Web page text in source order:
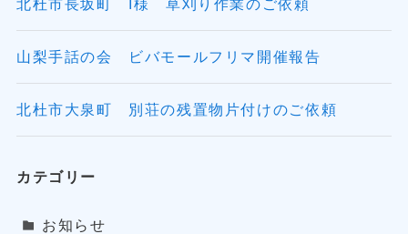
北杜市長坂町 I様 草刈り作業のご依頼
山梨手話の会 ビバモールフリマ開催報告
北杜市大泉町 別荘の残置物片付けのご依頼
カテゴリー
お知らせ